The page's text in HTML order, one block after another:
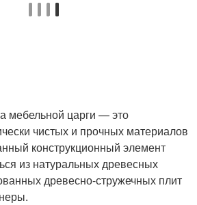
мебельной царги — это
чистых и прочных материалов
конструкционный элемент
из натуральных древесных
древесно-стружечных плит